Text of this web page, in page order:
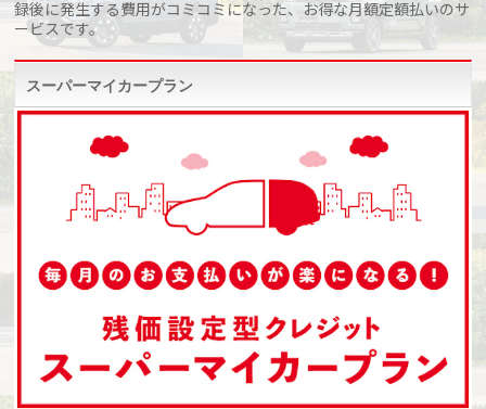
録後に発生する費用がコミコミになった、お得な月額定額払いのサ
ービスです。
スーパーマイカープラン